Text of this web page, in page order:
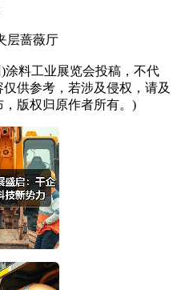
蔷薇厅
料工业展览会投稿，不代
供参考，若涉及侵权，请及
版权归原作者所有。)